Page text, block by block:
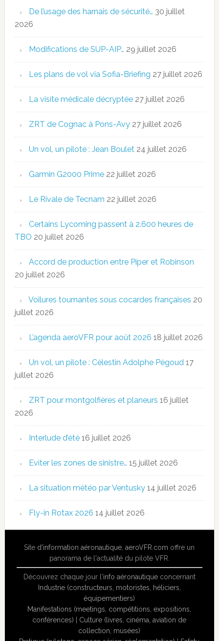
De l’usage des harnais de sécurité… 30 juillet
2026
Modifications de SUP-AIP… 29 juillet 2026
Les plans de vol via Sofia-Briefing 27 juillet 2026
La visite médicale décryptée 27 juillet 2026
ZRT de Cognac à Pons-Avy 27 juillet 2026
Un vol, un pilote : Jean Boulet 24 juillet 2026
Garmin G2000 Prime 22 juillet 2026
Le Rivale de Tecnam 22 juillet 2026
Certains Lycoming passent à 2.600 heures de
TBO 20 juillet 2026
Accord de production entre Piper et Robinson
20 juillet 2026
Voilures tournantes sous cocardes françaises 20
juillet 2026
L’agenda aeroVFR pour août 2026 18 juillet 2026
Un vol, un pilote : Célestin Adolphe Pégoud 17
juillet 2026
ZRT pour montgolfières et planeurs 16 juillet
2026
Interlude d’été 16 juillet 2026
Eviter les zones de sinistre… 15 juillet 2026
La situation météo par Ventusky 14 juillet 2026
Fly-in Rotax 2026 14 juillet 2026
Site d'information aéronautique ,aeroVFR.com offre un
panorama de l'actualité du pilote VFR.
Découvrez chaque jour l'info aéronautiqueconcernant
Industrie (constructeurs, motoristes, héliciers,
équipementiers)
Manifestations (meetings, compétitions, expositions,
conférences)
Culture (livres, cinéma, aviation de
collection, musées)